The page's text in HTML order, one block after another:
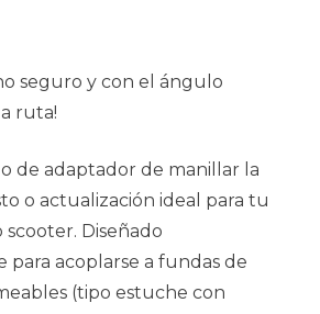
seguro y con el ángulo
ruta!
de adaptador de manillar la
o actualización ideal para tu
Diseñado
para acoplarse a fundas de
(tipo estuche con